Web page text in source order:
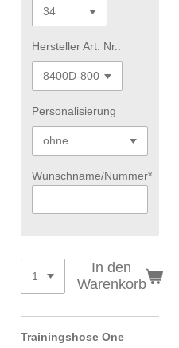
Hersteller Art. Nr.:
Personalisierung
Wunschname/Nummer*
In den
Warenkorb
Trainingshose One